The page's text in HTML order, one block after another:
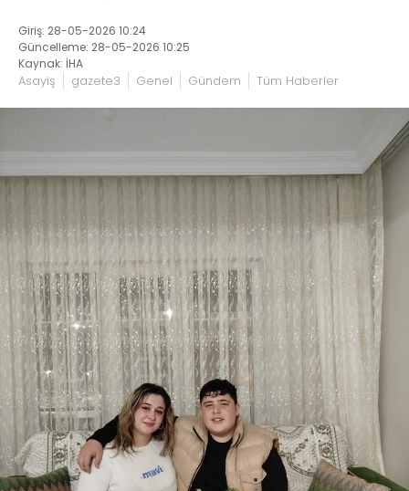
Giriş: 28-05-2026 10:24
Güncelleme: 28-05-2026 10:25
Kaynak: İHA
Asayiş gazete3 Genel Gündem Tüm Haberler